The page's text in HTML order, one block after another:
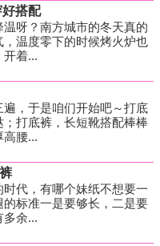
搭配
呀？南方城市的冬天真的
温度零下的时候烤火炉也
开着...
，于是咱们开始吧～打底
打底裤，长短靴搭配棒棒
高腰...
代，有哪个妹纸不想要一
标准一是要够长，二是要
多余...